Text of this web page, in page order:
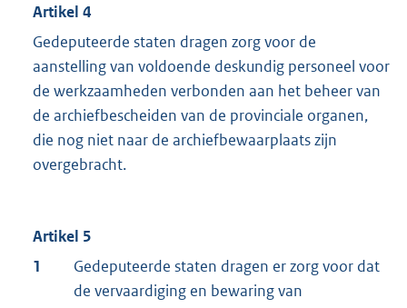
Artikel 4
Gedeputeerde staten dragen zorg voor de
aanstelling van voldoende deskundig personeel voor
de werkzaamheden verbonden aan het beheer van
de archiefbescheiden van de provinciale organen,
die nog niet naar de archiefbewaarplaats zijn
overgebracht.
Artikel 5
1
Gedeputeerde staten dragen er zorg voor dat
de vervaardiging en bewaring van